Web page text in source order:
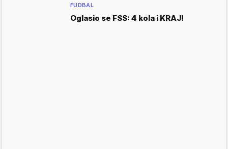
FUDBAL
Oglasio se FSS: 4 kola i KRAJ!